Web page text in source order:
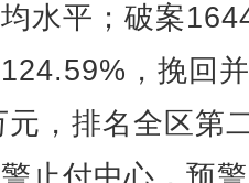
水平；破案
，挽回
，排名全区第